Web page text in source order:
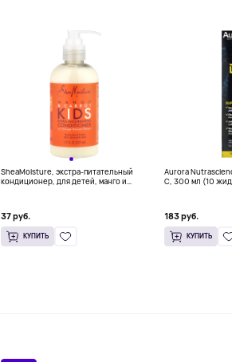
SheaMoisture, экстра-питательный
кондиционер, для детей, манго и
37 руб.
КУПИТЬ
Aurora
C, 300 мл (10
183 руб.
КУПИТЬ